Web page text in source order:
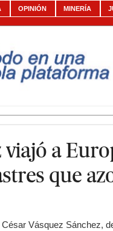
OPINIÓN MINERÍA
viajó a
que
Vásquez Sánchez,